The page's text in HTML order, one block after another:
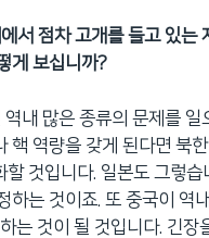
서 점차 고개를 들고 있는
게 보십니까?
역내 많은 종류의 문제를 일
핵 역량을 갖게 된다면 북
할 것입니다. 일본도 그렇습
하는 것이죠. 또 중국이 역
는 것이 될 것입니다. 긴장